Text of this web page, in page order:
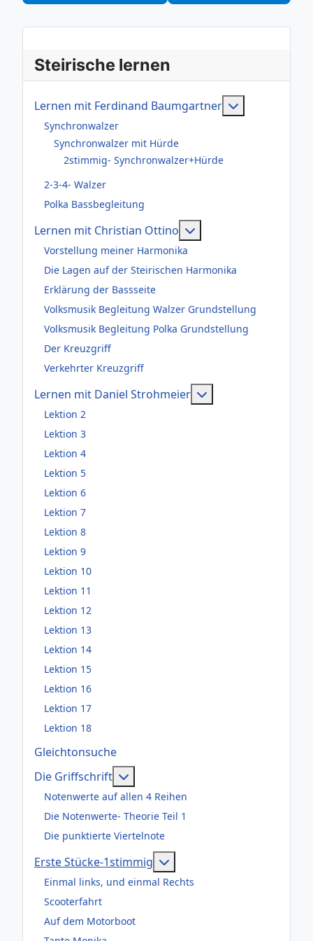
Steirische lernen
Lernen mit Ferdinand Baumgartner
Synchronwalzer
Synchronwalzer mit Hürde
2stimmig- Synchronwalzer+Hürde
2-3-4- Walzer
Polka Bassbegleitung
Lernen mit Christian Ottino
Vorstellung meiner Harmonika
Die Lagen auf der Steirischen Harmonika
Erklärung der Bassseite
Volksmusik Begleitung Walzer Grundstellung
Volksmusik Begleitung Polka Grundstellung
Der Kreuzgriff
Verkehrter Kreuzgriff
Lernen mit Daniel Strohmeier
Lektion 2
Lektion 3
Lektion 4
Lektion 5
Lektion 6
Lektion 7
Lektion 8
Lektion 9
Lektion 10
Lektion 11
Lektion 12
Lektion 13
Lektion 14
Lektion 15
Lektion 16
Lektion 17
Lektion 18
Gleichtonsuche
Die Griffschrift
Notenwerte auf allen 4 Reihen
Die Notenwerte- Theorie Teil 1
Die punktierte Viertelnote
Erste Stücke-1stimmig
Einmal links, und einmal Rechts
Scooterfahrt
Auf dem Motorboot